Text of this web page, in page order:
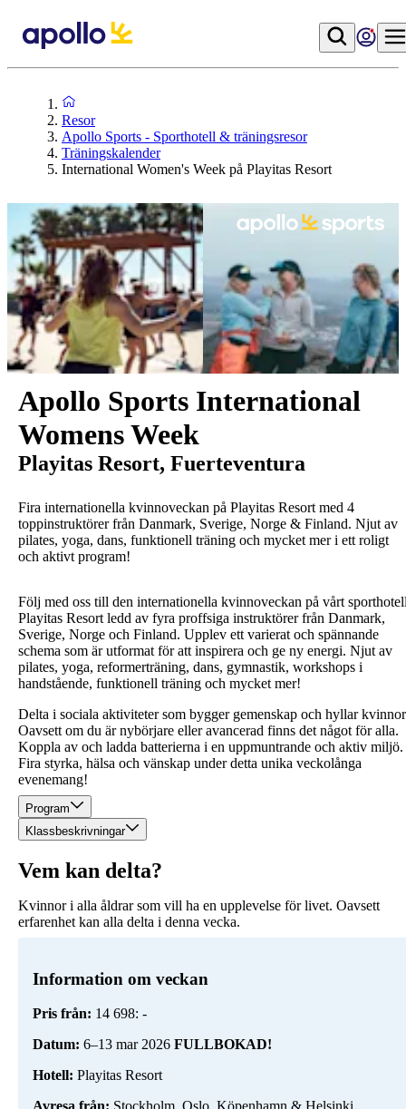
Resor
Apollo Sports - Sporthotell & träningsresor
Träningskalender
International Women's Week på Playitas Resort
Apollo Sports International
Womens Week
Playitas Resort, Fuerteventura
Fira internationella kvinnoveckan på Playitas Resort med 4
toppinstruktörer från Danmark, Sverige, Norge & Finland. Njut av
pilates, yoga, dans, funktionell träning och mycket mer i ett roligt
och aktivt program!
Följ med oss till den internationella kvinnoveckan på vårt
Playitas Resort ledd av fyra proffsiga instruktörer från Danmark,
Sverige, Norge och Finland. Upplev ett varierat och spännande
schema som är utformat för att inspirera och ge ny energi. Njut av
pilates, yoga, reformerträning, dans, gymnastik, workshops i
handstående, funktionell träning och mycket mer!
Delta i sociala aktiviteter som bygger gemenskap och hyllar
Oavsett om du är nybörjare eller avancerad finns det något för alla.
Koppla av och ladda batterierna i en uppmuntrande och aktiv miljö.
Fira styrka, hälsa och vänskap under detta unika veckolånga
evenemang!
Program
Klassbeskrivningar
Vem kan delta?
Kvinnor i alla åldrar som vill ha en upplevelse för livet. Oavsett
erfarenhet kan alla delta i denna vecka.
Information om veckan
Pris från: 14 698: -
Datum: 6–13 mar 2026 FULLBOKAD!
Hotell: Playitas Resort